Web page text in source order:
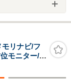
リナビ/フ
モニター/バ
/電動リアゲ